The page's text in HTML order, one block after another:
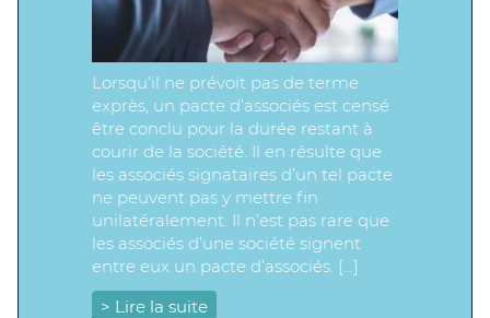
Lorsqu’il ne prévoit pas de terme
exprès, un pacte d’associés est censé
être conclu pour la durée restant à
courir de la société. Il en résulte que
les associés signataires d’un tel pacte
ne peuvent pas y mettre fin
unilatéralement. Il n’est pas rare que
les associés d’une société signent
entre eux un pacte d’associés. […]
> Lire la suite